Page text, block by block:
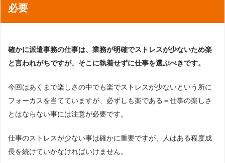
必要
確かに派遣事務の仕事は、業務が明確でストレスが少ないため楽
と言われがちですが、そこに執着せずに仕事を選ぶべきです。
今回はあくまで楽しさの中でも楽でストレスが少ないという所に
フォーカスを当てていますが、必ずしも楽である＝仕事の楽しさ
とはならない事には注意が必要です。
仕事のストレスが少ない事は確かに重要ですが、人はある程度成
長を続けていかなければいけません。